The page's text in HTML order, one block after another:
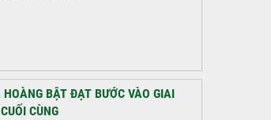
BẬT ĐẠT BƯỚC VÀO GIAI
CÙNG